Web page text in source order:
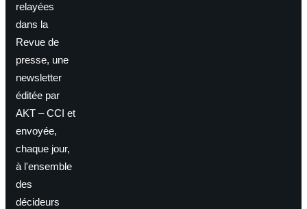
relayées
dans la
Revue de
presse, une
newsletter
éditée par
AKT – CCI et
envoyée,
chaque jour,
à l'ensemble
des
décideurs